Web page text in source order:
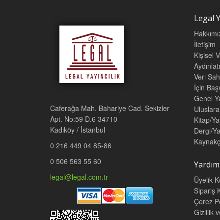
Caferağa Mah. Bahariye Cad. Sekizler
Apt. No:59 D.6 34710
Kadıköy / İstanbul
0 216 449 04 85-86
0 506 563 55 60
legal@legal.com.tr
Legal
İletişim
Kişisel
Veri
İçin
Genel
Kitap/
Dergi/
Yardım
Üyelik
Sipariş
Çerez
Gizlilik